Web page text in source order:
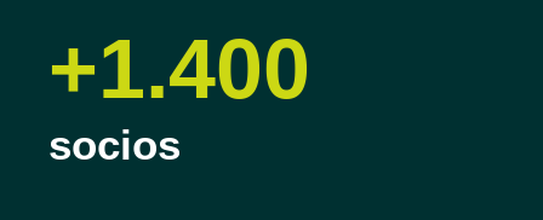
+1.400
socios